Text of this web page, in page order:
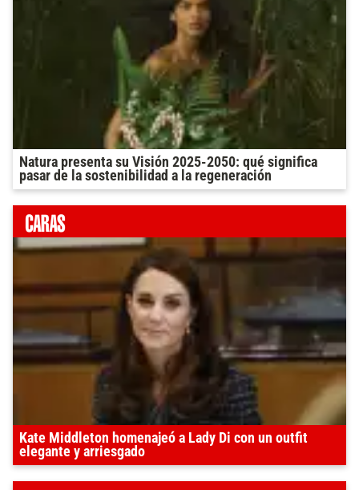
Natura presenta su Visión 2025-2050: qué significa
pasar de la sostenibilidad a la regeneración
Kate Middleton homenajeó a Lady Di con un outfit
elegante y arriesgado